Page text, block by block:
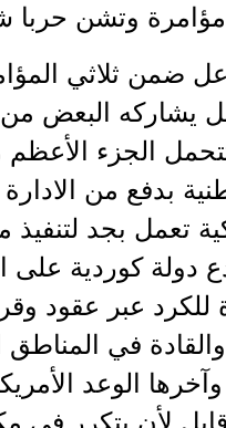
وتشن حربا
ضمن ثلاثي
يشاركه البعض من
الجزء الأعظم
بدفع من
تعمل بجد
دولة كوردية
للكرد عبر عقود
في
وآخرها الوعد
لأن يتكرر في